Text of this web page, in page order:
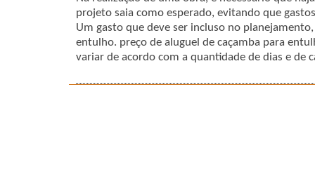
projeto saia como esperado, evitando que
Um gasto que deve ser incluso no
entulho. preço de aluguel de caçamba para
variar de acordo com a quantidade de dias e de